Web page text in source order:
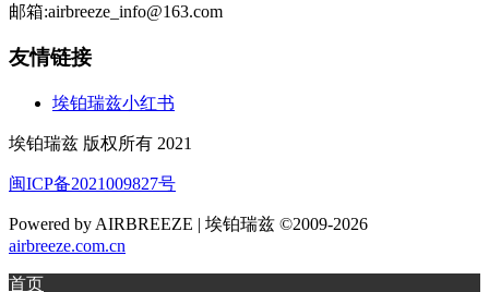
邮箱:airbreeze_info@163.com
友情链接
埃铂瑞兹小红书
埃铂瑞兹 版权所有 2021
闽ICP备2021009827号
Powered by AIRBREEZE | 埃铂瑞兹 ©2009-2026
airbreeze.com.cn
首页